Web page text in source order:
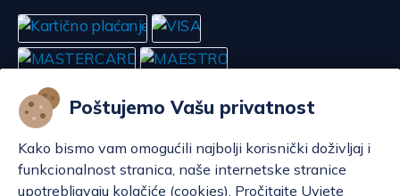
Poštujemo Vašu privatnost
Kako bismo vam omogućili najbolji korisnički doživljaj i
funkcionalnost stranica, naše internetske stranice
upotrebljavaju kolačiće (cookies). Pročitajte Uvjete